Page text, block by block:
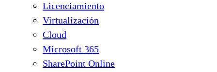
Licenciamiento
Virtualización
Cloud
Microsoft 365
SharePoint Online